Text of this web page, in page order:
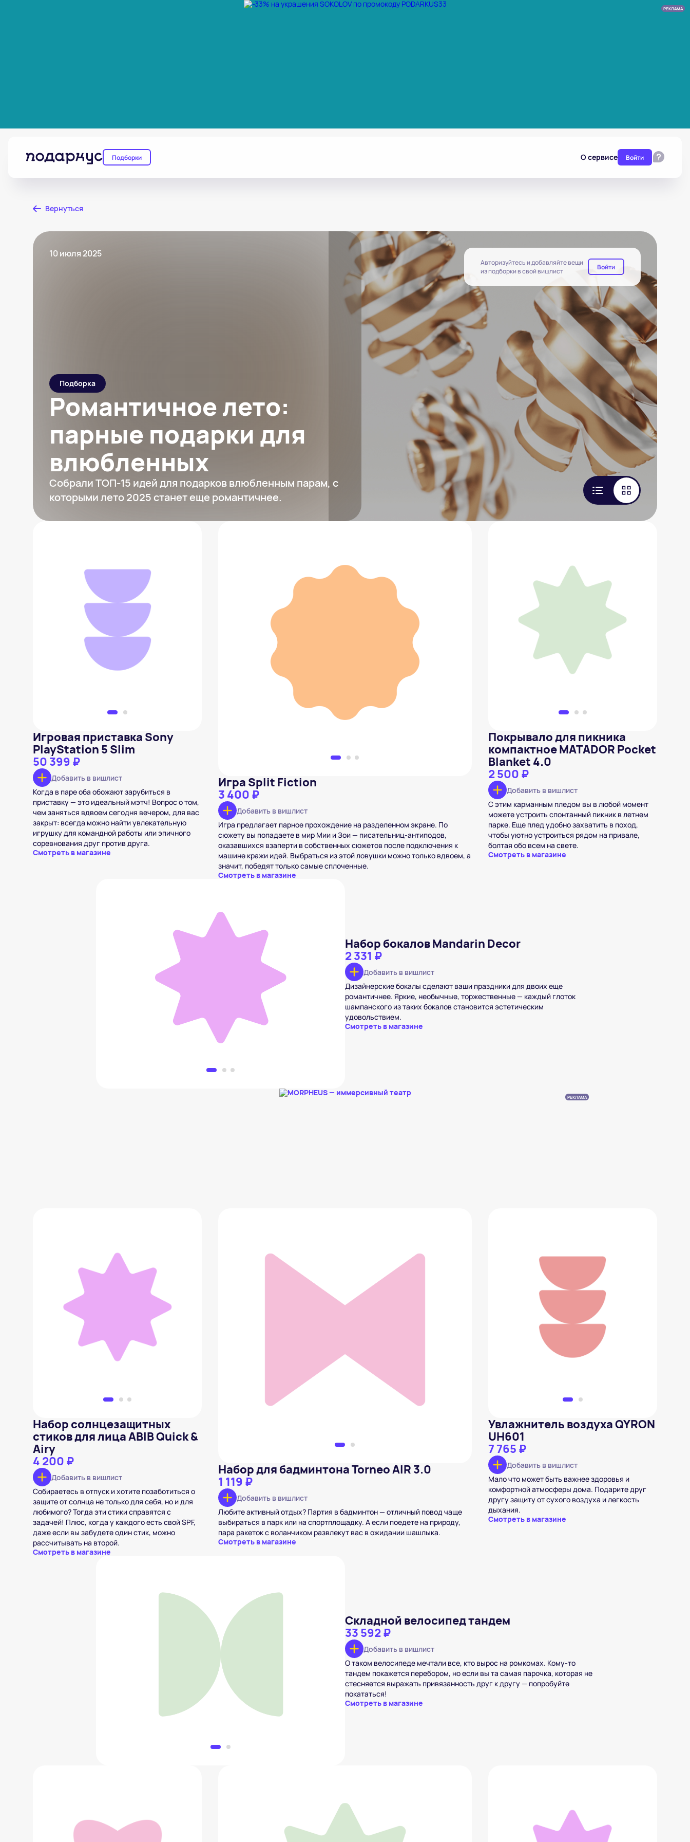
РЕКЛАМА
Подборки О сервисе Войти
Вернуться
10 июля 2025
Подборка
Романтичное лето:
парные подарки для
влюбленных
Собрали ТОП-15 идей для подарков влюбленным парам, с
которыми лето 2025 станет еще романтичнее.
Авторизуйтесь и добавляйте вещи
из подборки в свой вишлист
Войти
Игровая приставка Sony PlayStation
50 399 ₽
Добавить в вишлист
Игровая приставка Sony
PlayStation 5 Slim
50 399 ₽
Добавить в вишлист
Когда в паре оба обожают зарубиться в
приставку — это идеальный мэтч! Вопрос о том,
чем заняться вдвоем сегодня вечером, для вас
закрыт: всегда можно найти увлекательную
игрушку для командной работы или эпичного
соревнования друг против друга.
Смотреть в магазине
Игра Split Fiction
3 400 ₽
Добавить в вишлист
Игра предлагает парное прохождение на разделенном экране. По
сюжету вы попадаете в мир Мии и Зои — писательниц-антиподов,
оказавшихся взаперти в собственных сюжетов после подключения к
машине кражи идей. Выбраться из этой ловушки можно только вдвоем, а
значит, победят только самые сплоченные.
Смотреть в магазине
Покрывало для пикника компактное
MATADOR Pocket Blanket 4.0
Добавить в вишлист
Покрывало для пикника
компактное MATADOR Pocket
Blanket 4.0
2 500 ₽
Добавить в вишлист
С этим карманным пледом вы в любой момент
можете устроить спонтанный пикник в летнем
парке. Еще плед удобно захватить в поход,
чтобы уютно устроиться рядом на привале,
болтая обо всем на свете.
Смотреть в магазине
Набор бокалов Mandarin Decor
2 331 ₽
Добавить в вишлист
Дизайнерские бокалы сделают ваши праздники для двоих еще
романтичнее. Яркие, необычные, торжественные — каждый глоток
шампанского из таких бокалов становится эстетическим
удовольствием.
Смотреть в магазине
РЕКЛАМА
Набор солнцезащитных стиков для
лица ABIB Quick & Airy
Добавить в вишлист
Набор солнцезащитных
стиков для лица ABIB Quick &
Airy
4 200 ₽
Добавить в вишлист
Собираетесь в отпуск и хотите позаботиться о
защите от солнца не только для себя, но и для
любимого? Тогда эти стики справятся с
задачей! Плюс, когда у каждого есть свой SPF,
даже если вы забудете один стик, можно
рассчитывать на второй.
Смотреть в магазине
Добавить в вишлист
Набор для бадминтона Torneo AIR 3.0
1 119 ₽
Добавить в вишлист
Любите активный отдых? Партия в бадминтон — отличный повод чаще
выбираться в парк или на спортплощадку. А если поедете на природу,
пара ракеток с воланчиком развлекут вас в ожидании шашлыка.
Смотреть в магазине
Увлажнитель воздуха QYRON UH601
Увлажнитель воздуха QYRON
UH601
7 765 ₽
Добавить в вишлист
Мало что может быть важнее здоровья и
комфортной атмосферы дома. Подарите друг
другу защиту от сухого воздуха и легкость
дыхания.
Смотреть в магазине
Складной велосипед тандем
33 592 ₽
Добавить в вишлист
Складной велосипед тандем
33 592 ₽
Добавить в вишлист
О таком велосипеде мечтали все, кто вырос на ромкомах. Кому-то
тандем покажется перебором, но если вы та самая парочка, которая не
стесняется выражать привязанность друг к другу — попробуйте
покататься!
Смотреть в магазине